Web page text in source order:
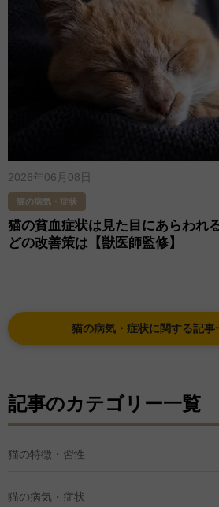
2026年06月08日
猫の病気・症状
猫の貧血症状は見た目にあらわれ
どの改善策は【獣医師監修】
猫の病気・症状に関する記事
記事のカテゴリー一覧
猫の特徴・習性
猫の病気・症状